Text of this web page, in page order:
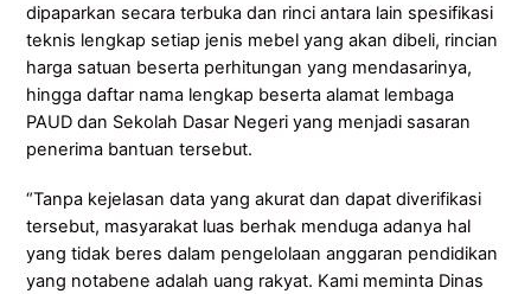
dipaparkan secara terbuka dan rinci antara lain spesifikasi
teknis lengkap setiap jenis mebel yang akan dibeli, rincian
harga satuan beserta perhitungan yang mendasarinya,
hingga daftar nama lengkap beserta alamat lembaga
PAUD dan Sekolah Dasar Negeri yang menjadi sasaran
penerima bantuan tersebut.
“Tanpa kejelasan data yang akurat dan dapat diverifikasi
tersebut, masyarakat luas berhak menduga adanya hal
yang tidak beres dalam pengelolaan anggaran pendidikan
yang notabene adalah uang rakyat. Kami meminta Dinas